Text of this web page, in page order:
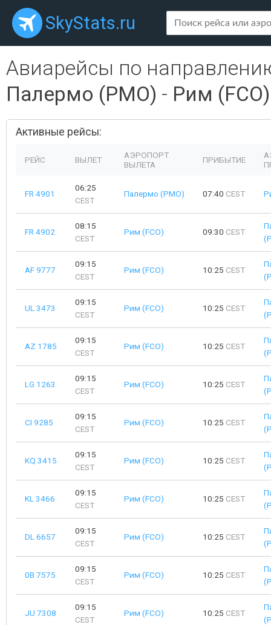
SkyStats.ru
Авиарейсы по
Палермо (PMO) - Рим (FCO)
Активные рейсы:
РЕЙС ВЫЛЕТ
АЭРОПОРТ
ВЫЛЕТА
ПРИБЫТИЕ
FR 4901
06:25
CEST
Палермо (PMO) 07:40 CEST
FR 4902
08:15
CEST
Рим (FCO) 09:30 CEST
AF 9777
09:15
CEST
Рим (FCO) 10:25 CEST
UL 3473
09:15
CEST
Рим (FCO) 10:25 CEST
AZ 1785
09:15
CEST
Рим (FCO) 10:25 CEST
LG 1263
09:15
CEST
Рим (FCO) 10:25 CEST
CI 9285
09:15
CEST
Рим (FCO) 10:25 CEST
KQ 3415
09:15
CEST
Рим (FCO) 10:25 CEST
KL 3466
09:15
CEST
Рим (FCO) 10:25 CEST
DL 6657
09:15
CEST
Рим (FCO) 10:25 CEST
0B 7575
09:15
CEST
Рим (FCO) 10:25 CEST
JU 7308
09:15
CEST
Рим (FCO) 10:25 CEST